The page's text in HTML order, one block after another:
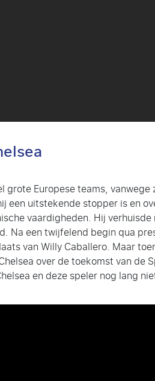
Europese teams,
uitstekende stopper is en
vaardigheden. Hij verhuisde
Na een twijfelend begin qua
van Willy Caballero. Maar
over de toekomst van de
en deze speler nog lang